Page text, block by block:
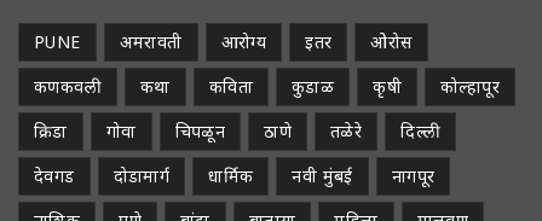
PUNE अमरावती आरोग्य इतर
ओरोस
कणकवली
कथा कविता कुडाळ कृषी
कोल्हापूर
क्रिडा
गोवा चिपळून ठाणे तळेरे
दिल्ली
देवगड
दोडामार्ग धार्मिक नवी मुंबई
नागपूर